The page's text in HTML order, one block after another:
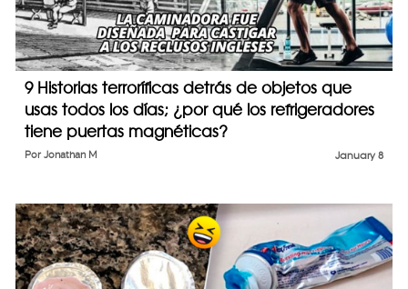
9 Historias terroríficas detrás de objetos que
usas todos los días; ¿por qué los refrigeradores
tiene puertas magnéticas?
January 8
Por Jonathan M